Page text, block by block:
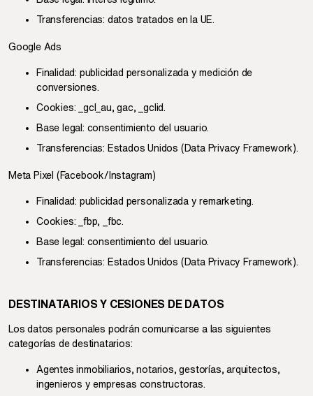
Transferencias: datos tratados en la UE.
Google Ads
Finalidad: publicidad personalizada y medición de
conversiones.
Cookies: _gcl_au, gac, _gclid.
Base legal: consentimiento del usuario.
Transferencias: Estados Unidos (Data Privacy Framework).
Meta Pixel (Facebook/Instagram)
Finalidad: publicidad personalizada y remarketing.
Cookies: _fbp, _fbc.
Base legal: consentimiento del usuario.
Transferencias: Estados Unidos (Data Privacy Framework).
DESTINATARIOS Y CESIONES DE DATOS
Los datos personales podrán comunicarse a las siguientes
categorías de destinatarios:
Agentes inmobiliarios, notarios, gestorías, arquitectos,
ingenieros y empresas constructoras.